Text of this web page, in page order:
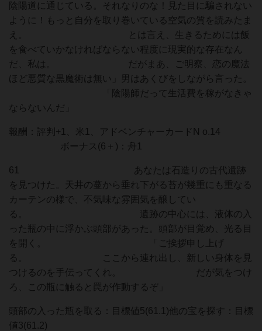
陰陽道に通じている。それなりのな！見た目に騙されない
ように！もっと自分を取り巻いている空気の質を読みたま
え。 とは言え、生きるためには飯
を食べていかなければならない程度に現実的な存在なん
だ、私は。 だがまあ、ご明察、恋の魔法
ほど悪質な黒魔術は無い」男はあくびをしながら言った。
「陰陽師だって生活費を稼がなきゃ
ならないんだ」
報酬：評判+1、米1、アドベンチャーカードN o.14
ボーナス(6＋)：舟1
61 あなたは石造りの古代遺跡
を見つけた。天井の蔓から垂れ下がる苔が幾重にも重なる
カーテンの様で、不気味な雰囲気を醸してい
る。 遺跡の中心には、液体の入
った瓶の中に浮かぶ頭部があった。頭部が目覚め、光る目
を開く。 「ご挨拶申し上げ
る。 ここから連れ出し、新しい身体を見
つけるのを手伝ってくれ。 だが気をつけ
ろ、この瓶に触ると罠が作動するぞ」
頭部の入った瓶を取る：目標値5(61.1)他の宝を探す：目標
値3(61.2)